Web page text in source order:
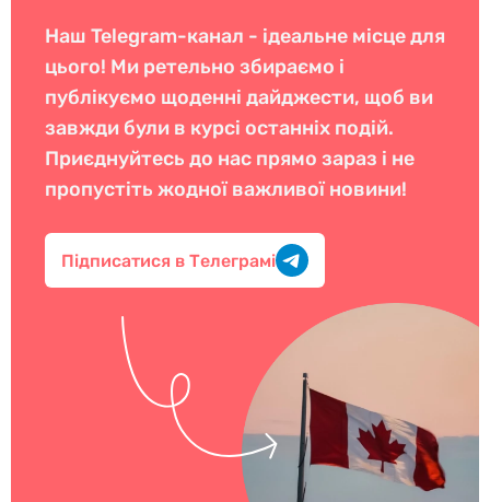
Наш Telegram-канал - ідеальне місце для
цього! Ми ретельно збираємо і
публікуємо щоденні дайджести, щоб ви
завжди були в курсі останніх подій.
Приєднуйтесь до нас прямо зараз і не
пропустіть жодної важливої новини!
Підписатися в Телеграмі